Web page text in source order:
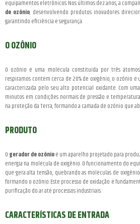
equipamentos eletrônicos. Nos últimos dez anos, a
de ozônio, desenvolvendo produtos inovadores
garantindo eficiência e segurança.
O OZÔNIO
O ozônio é uma molécula constituída por três
respiramos contém cerca de 20% de oxigênio, o ozônio
caracterizada pelo seu alto potencial oxidante. Com
minutos em condições normais de pressão e
na proteção da Terra, formando a camada de ozônio que
PRODUTO
O gerador de ozônioé um aparelho projetado para
energia na molécula de oxigênio. O funcionamento do
que gera alta tensão, quebrando as moléculas de
formando o ozônio. Este processo de oxidação é
purificação do ar até processos industriais.
CARACTERÍSTICAS DE ENTRADA